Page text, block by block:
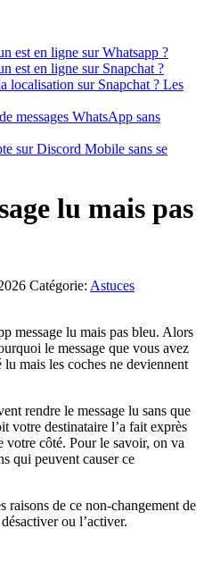
est en ligne sur Whatsapp ?
est en ligne sur Snapchat ?
localisation sur Snapchat ? Les
messages WhatsApp sans
sur Discord Mobile sans se
lu mais pas
Catégorie: Astuces
message lu mais pas bleu. Alors
le message que vous avez
mais les coches ne deviennent
rendre le message lu sans que
votre destinataire l’a fait exprès
votre côté. Pour le savoir, on va
qui peuvent causer ce
raisons de ce non-changement de
ou l’activer.